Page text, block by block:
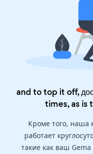
and to top it off,
times, as is
Кроме того, наша
работает
такие как ваш